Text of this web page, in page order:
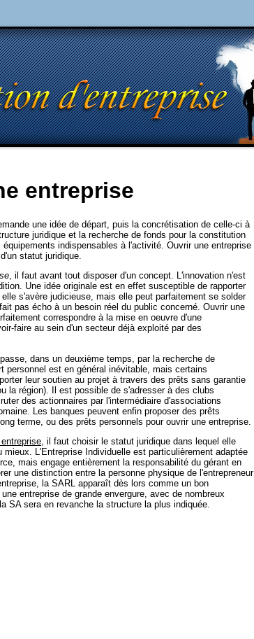
entreprise
une idée de départ, puis la concrétisation de celle-ci à
juridique et la recherche de fonds pour la constitution
indispensables à l'activité. Ouvrir une entreprise
statut juridique.
, il faut avant tout disposer d'un concept. L'innovation n'est
Une idée originale est en effet susceptible de rapporter
s'avère judicieuse, mais elle peut parfaitement se solder
pas écho à un besoin réel du public concerné. Ouvrir une
correspondre à la mise en oeuvre d'une
faire au sein d'un secteur déjà exploité par des
passe, dans un deuxième temps, par la recherche de
personnel est en général inévitable, mais certains
leur soutien au projet à travers des prêts sans garantie
la région). Il est possible de s'adresser à des clubs
des actionnaires par l'intermédiaire d'associations
Les banques peuvent enfin proposer des prêts
terme, ou des prêts personnels pour ouvrir une entreprise.
, il faut choisir le statut juridique dans lequel elle
mieux. L'Entreprise Individuelle est particulièrement adaptée
mais engage entièrement la responsabilité du gérant en
une distinction entre la personne physique de l'entrepreneur
la SARL apparaît dès lors comme un bon
entreprise de grande envergure, avec de nombreux
SA sera en revanche la structure la plus indiquée.